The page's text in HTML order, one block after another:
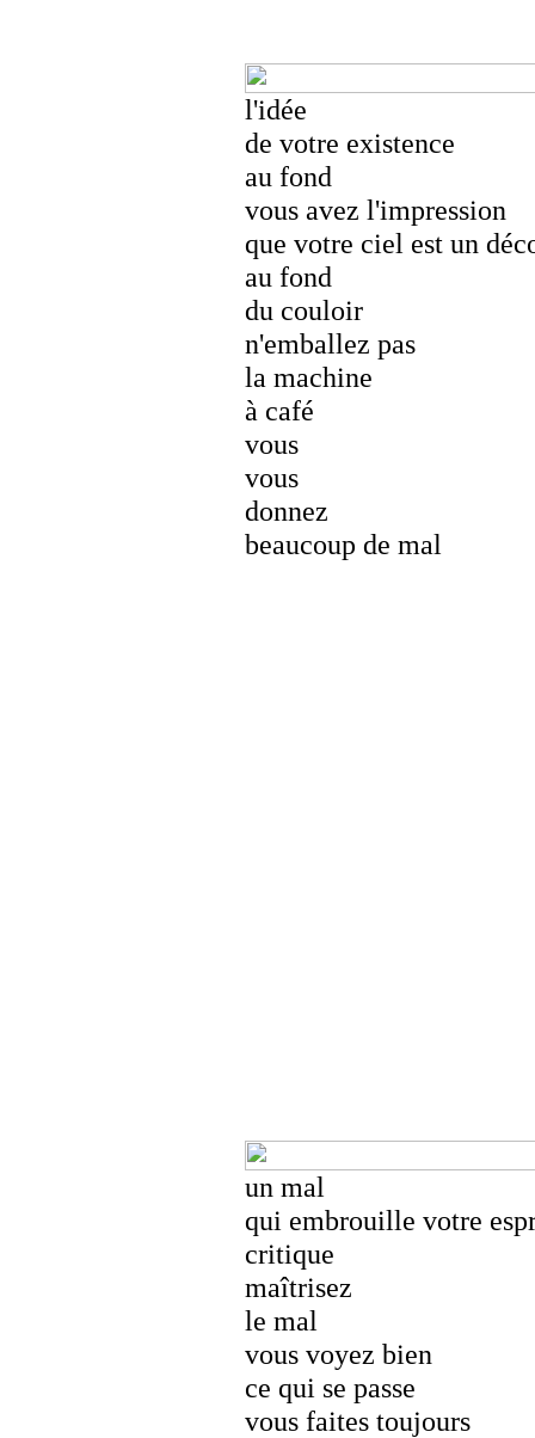
l'idée
de votre existence
au fond
vous avez l'impression
que votre ciel est un
au fond
du couloir
n'emballez pas
la machine
à café
vous
vous
donnez
beaucoup de mal
un mal
qui embrouille votre
critique
maîtrisez
le mal
vous voyez bien
ce qui se passe
vous faites toujours